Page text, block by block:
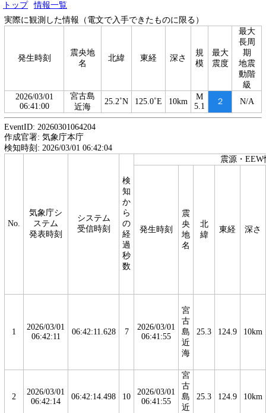
トップ
情報一覧
実際に観測した情報（電文で入手できたものに限る）
発生時刻
震央地
名
北緯 東経 深さ
規
模
最大
震度
最大
長周
期
地震
動階
級
2026/03/01
06:41:00
宮古島
近海
25.2˚N 125.0˚E 10km
M
5.1
２ N/A
EventID: 20260301064204
作成官署: 気象庁本庁
検知時刻: 2026/03/01 06:42:04
No.
気象庁シ
ステム
発表時刻
システム
受信時刻
検
知
か
ら
の
経
過
秒
数
震源・EEW
発生時刻
震
央
地
名
北
緯
東経 深さ
1
2026/03/01
06:42:11
06:42:11.628 7
2026/03/01
06:41:55
宮
古
島
近
海
25.3 124.9 10km
2
2026/03/01
06:42:14
06:42:14.498 10
2026/03/01
06:41:55
宮
古
島
近
25.3 124.9 10km